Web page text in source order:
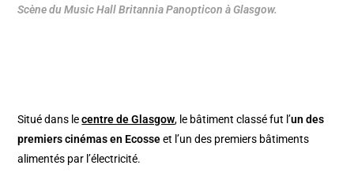
Scène du Music Hall Britannia Panopticon à Glasgow.
Situé dans lecentre de Glasgow, le bâtiment classé fut l’un des
premiers cinémas en Ecosseet l’un des premiers bâtiments
alimentés par l’électricité.